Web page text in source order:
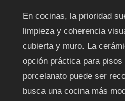
En cocinas, la prioridad
limpieza y coherencia
cubierta y muro. La
opción práctica para
porcelanato puede ser
busca una cocina más